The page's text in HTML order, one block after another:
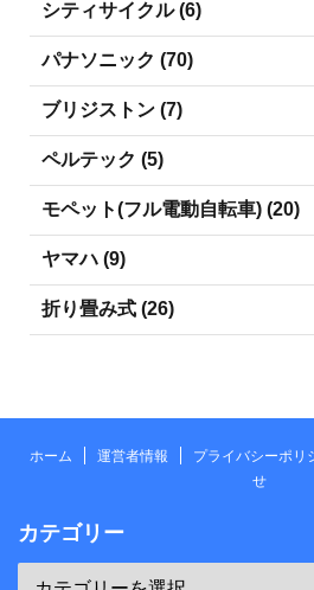
シティサイクル (6)
パナソニック (70)
ブリジストン (7)
ペルテック (5)
モペット(フル電動自転車) (20)
ヤマハ (9)
折り畳み式 (26)
ホーム 運営者情報 プライバシーポリ
せ
カテゴリー